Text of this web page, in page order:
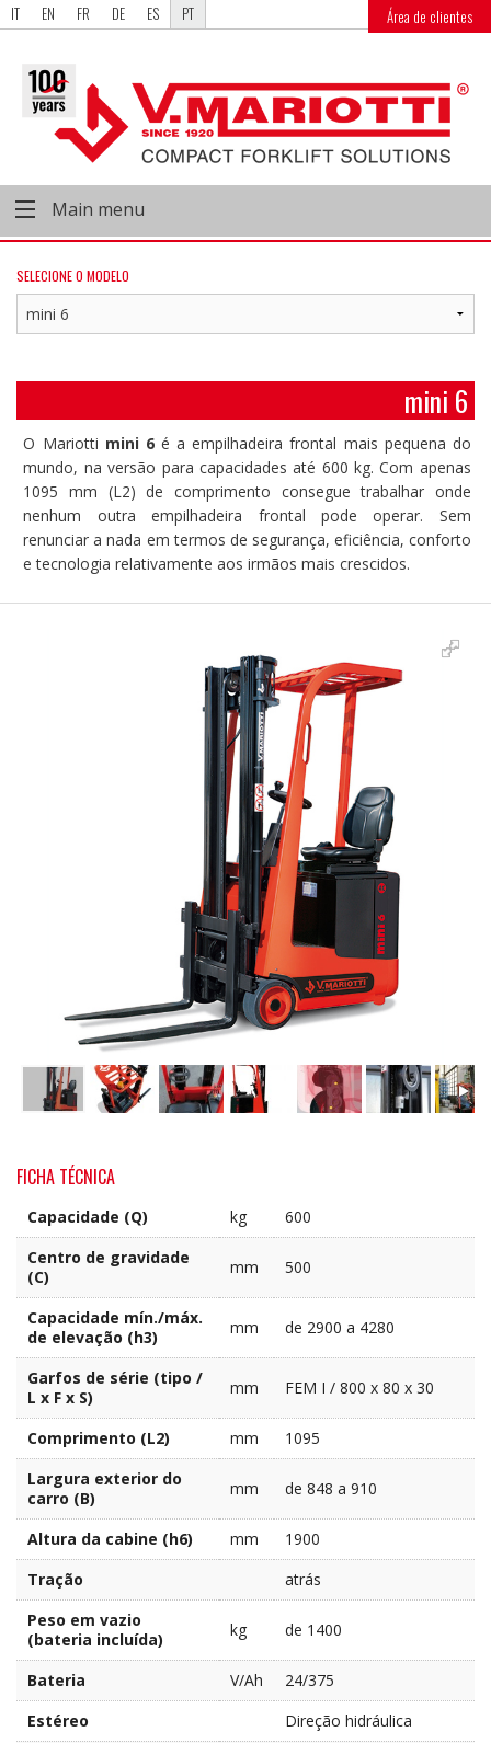
IT EN FR DE ES PT Área de clientes
Main menu
SELECIONE O MODELO
mini 6
O Mariotti mini 6é a empilhadeira frontal mais pequena do
mundo, na versão para capacidades até 600 kg. Com apenas
1095 mm (L2) de comprimento consegue trabalhar onde
nenhum outra empilhadeira frontal pode operar. Sem
renunciar a nada em termos de segurança, eficiência, conforto
e tecnologia relativamente aos irmãos mais crescidos.
FICHA TÉCNICA
Capacidade (Q) kg
600
Centro de gravidade
(C)
mm 500
Capacidade mín./máx.
de elevação (h3)
mm de 2900 a 4280
Garfos de série (tipo /
L x F x S)
mm FEM I / 800 x 80 x 30
Comprimento (L2) mm
1095
Largura exterior do
carro (B)
mm de 848 a 910
Altura da cabine (h6) mm
1900
Tração
atrás
Peso em vazio
(bateria incluída)
kg de 1400
Bateria V/Ah
24/375
Estéreo
Direção hidráulica